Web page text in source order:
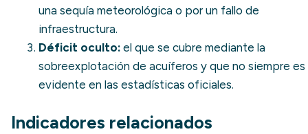
una sequía meteorológica o por un fallo de
infraestructura.
Déficit oculto: el que se cubre mediante la
sobreexplotación de acuíferos y que no siempre es
evidente en las estadísticas oficiales.
Indicadores relacionados